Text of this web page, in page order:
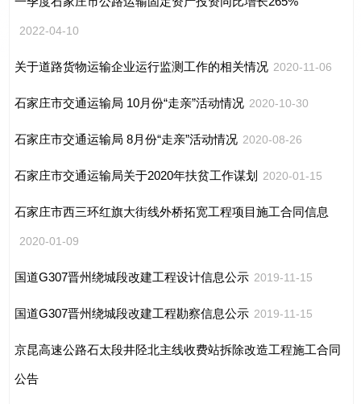
2022-04-10
关于道路货物运输企业运行监测工作的相关情况 2020-11-06
石家庄市交通运输局 10月份“走亲”活动情况 2020-10-30
石家庄市交通运输局 8月份“走亲”活动情况 2020-08-26
石家庄市交通运输局关于2020年扶贫工作谋划 2020-01-15
石家庄市西三环红旗大街线外桥拓宽工程项目施工合同信息
2020-01-09
国道G307晋州绕城段改建工程设计信息公示 2019-11-15
国道G307晋州绕城段改建工程勘察信息公示 2019-11-15
京昆高速公路石太段井陉北主线收费站拆除改造工程施工合同
公告